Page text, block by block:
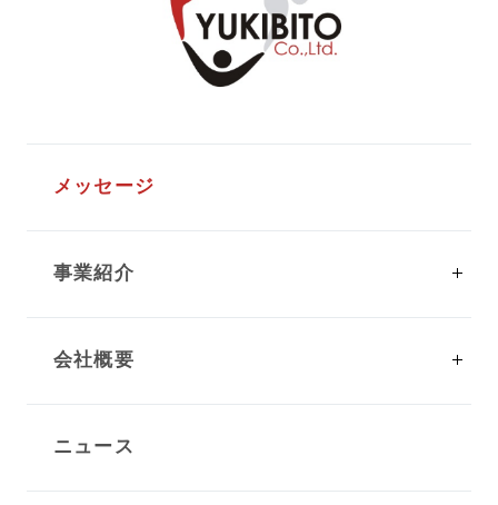
メッセージ
事業紹介
会社概要
ニュース